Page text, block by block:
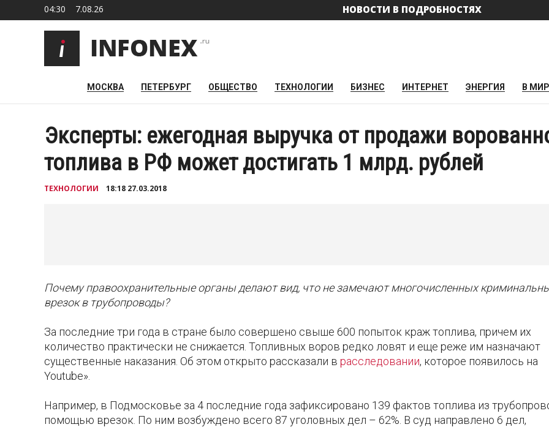
04:30 7.08.26 НОВОСТИ В ПОДРОБНОСТЯХ
МОСКВА ПЕТЕРБУРГ ОБЩЕСТВО ТЕХНОЛОГИИ БИЗНЕС ИНТЕРНЕТ ЭНЕРГИЯ В
Эксперты: ежегодная выручка от продажи
топлива в РФ может достигать 1 млрд. рублей
ТЕХНОЛОГИИ 18:18 27.03.2018
Почему правоохранительные органы делают вид, что не замечают многочисленных
врезок в трубопроводы?
За последние три года в стране было совершено свыше 600 попыток краж топлива, причем их
количество практически не снижается. Топливных воров редко ловят и еще реже им назначают
существенные наказания. Об этом открыто рассказали в расследовании, которое появилось на
Youtube».
Например, в Подмосковье за 4 последние года зафиксировано 139 фактов топлива из
помощью врезок. По ним возбуждено всего 87 уголовных дел – 62%. В суд направлено 6 дел,